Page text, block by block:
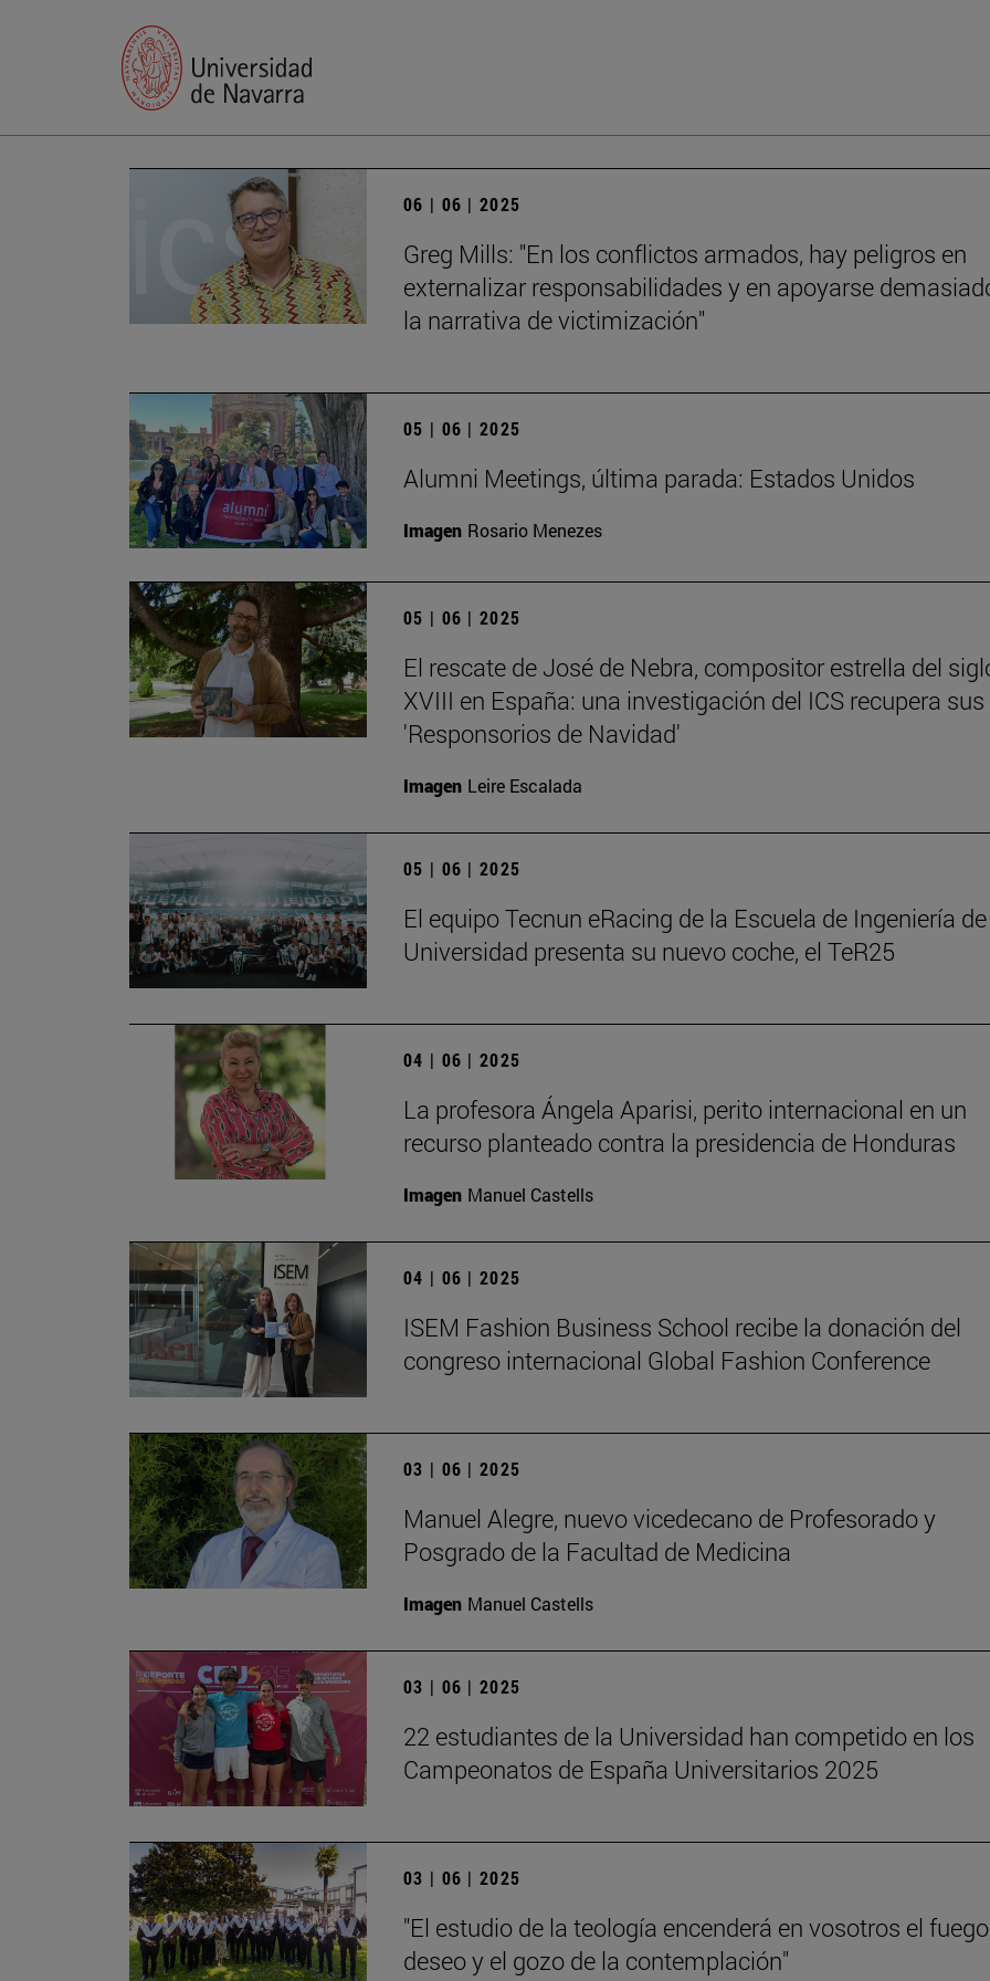
06 | 06 | 2025
Greg Mills: "En los conflictos armados, hay peligros en
externalizar responsabilidades y en apoyarse
la narrativa de victimización"
05 | 06 | 2025
Alumni Meetings, última parada: Estados Unidos
Imagen Rosario Menezes
05 | 06 | 2025
El rescate de José de Nebra, compositor estrella del
XVIII en España: una investigación del ICS recupera sus
'Responsorios de Navidad'
Imagen Leire Escalada
05 | 06 | 2025
El equipo Tecnun eRacing de la Escuela de Ingeniería
Universidad presenta su nuevo coche, el TeR25
04 | 06 | 2025
La profesora Ángela Aparisi, perito internacional en un
recurso planteado contra la presidencia de Honduras
Imagen Manuel Castells
04 | 06 | 2025
ISEM Fashion Business School recibe la donación del
congreso internacional Global Fashion Conference
03 | 06 | 2025
Manuel Alegre, nuevo vicedecano de Profesorado y
Posgrado de la Facultad de Medicina
Imagen Manuel Castells
03 | 06 | 2025
22 estudiantes de la Universidad han competido en los
Campeonatos de España Universitarios 2025
03 | 06 | 2025
"El estudio de la teología encenderá en vosotros el
deseo y el gozo de la contemplación"